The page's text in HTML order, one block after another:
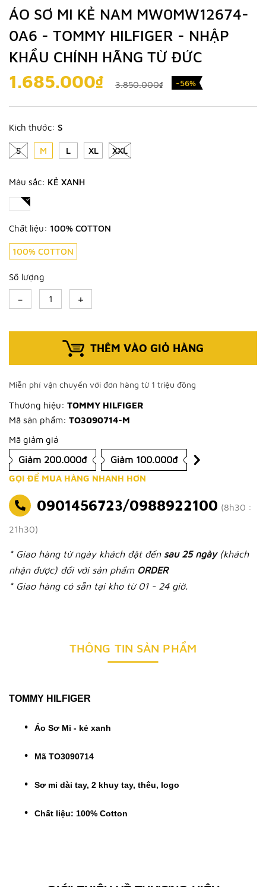
ÁO SƠ MI KẺ NAM MW0MW12674-
0A6 - TOMMY HILFIGER - NHẬP
KHẨU CHÍNH HÃNG TỪ ĐỨC
1.685.000₫ 3.850.000₫ -56%
Kích thước: S
S M L XL XXL
Màu sắc: KẺ XANH
Chất liệu: 100% COTTON
100% COTTON
Số lượng
- +
THÊM VÀO GIỎ HÀNG
Miễn phí vận chuyển với đơn hàng từ 1 triệu đồng
Thương hiệu: TOMMY HILFIGER
Mã sản phẩm: TO3090714-M
Mã giảm giá
Giảm 200.000đ Giảm 100.000đ
GỌI ĐỂ MUA HÀNG NHANH HƠN
0901456723/0988922100 (8h30 :
21h30)
* Giao hàng từ ngày khách đặt đến sau 25 ngày (khách
nhận được) đối với sản phẩm ORDER
* Giao hàng có sẵn tại kho từ 01 - 24 giờ.
THÔNG TIN SẢN PHẨM
TOMMY HILFIGER
Áo Sơ Mi - kẻ xanh
Mã TO3090714
Sơ mi dài tay, 2 khuy tay, thêu, logo
Chất liệu: 100% Cotton